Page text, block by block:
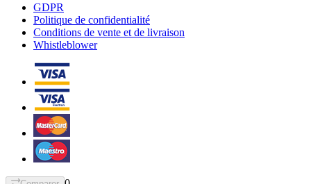
GDPR
Politique de confidentialité
Conditions de vente et de livraison
Whistleblower